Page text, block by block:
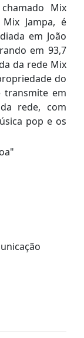
Mix
Jampa, é
em João
em 93,7
da rede Mix
do
transmite em
rede, com
pop e os
"